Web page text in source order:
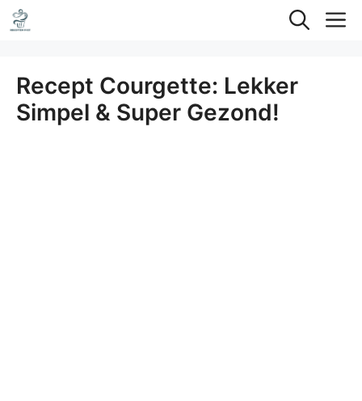
Ga
naar
inhoud
Recept Courgette: Lekker
Simpel & Super Gezond!